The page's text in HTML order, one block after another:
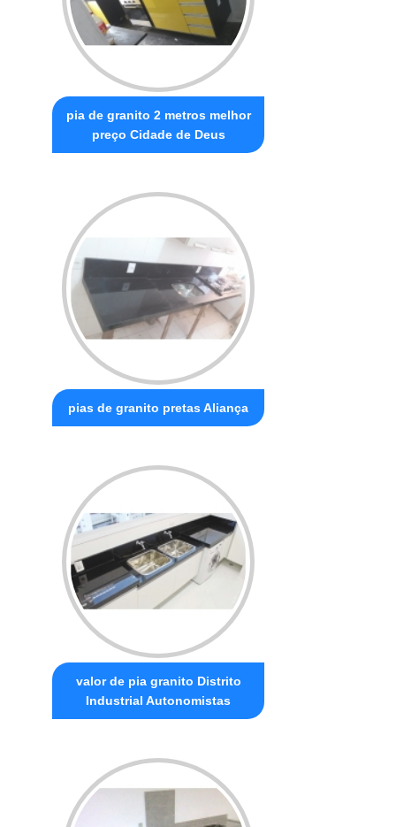
pia de granito 2 metros melhor
preço Cidade de Deus
pias de granito pretas Aliança
valor de pia granito Distrito
Industrial Autonomistas